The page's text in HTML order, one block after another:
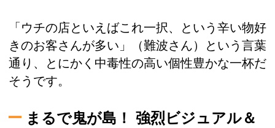
「ウチの店といえばこれ一択、という辛い物好
きのお客さんが多い」（難波さん）という言葉
通り、とにかく中毒性の高い個性豊かな一杯だ
そうです。
まるで鬼が島！ 強烈ビジュアル＆